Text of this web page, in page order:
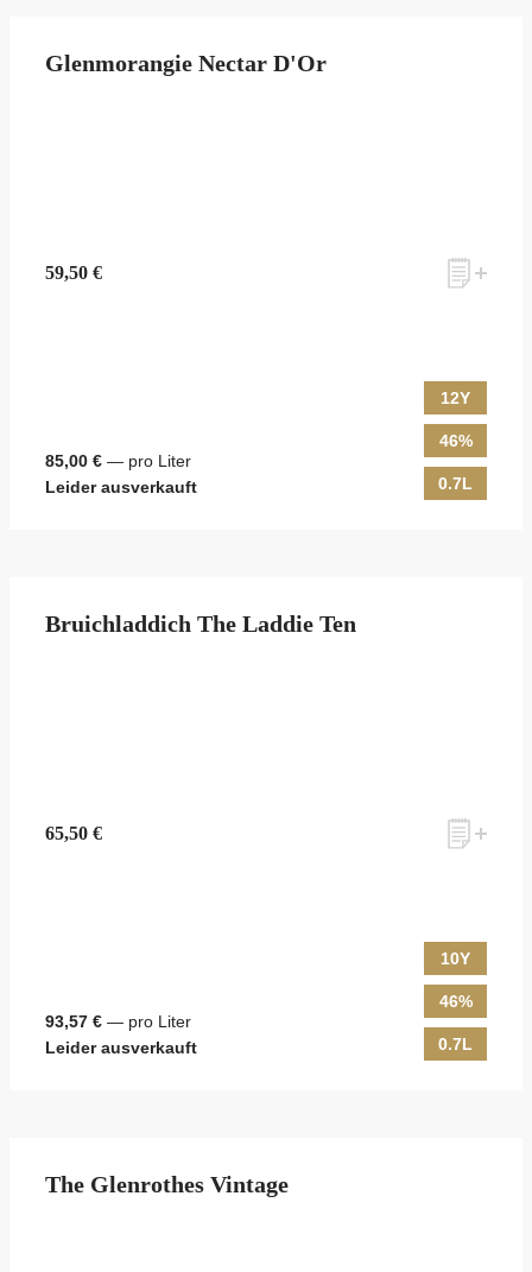
Glenmorangie Nectar D'Or
59,50 €
85,00 € — pro Liter
Leider ausverkauft
12Y
46%
0.7L
Bruichladdich The Laddie Ten
65,50 €
93,57 € — pro Liter
Leider ausverkauft
10Y
46%
0.7L
The Glenrothes Vintage